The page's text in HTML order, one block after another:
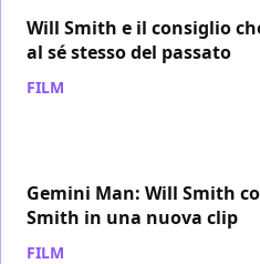
Will Smith e il consiglio
al sé stesso del passato
FILM
Gemini Man: Will Smith
Smith in una nuova clip
FILM